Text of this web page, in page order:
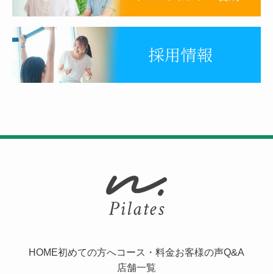
HOME初めての方へコース・料金お客様の声Q&A
店舗一覧